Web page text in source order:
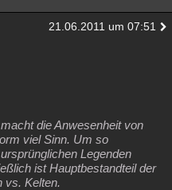
21.06.2011 um 07:51
die Anwesenheit von
viel Sinn. Um so
Legenden
ist Hauptbestandteil der
vs. Kelten.